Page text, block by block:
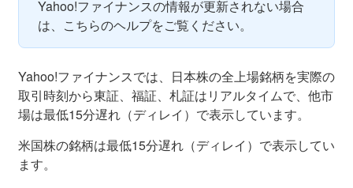
ド
を
入
力
）
Yahoo!ファイナンスの情報が更新されない場合
は、こちらのヘルプをご覧ください。
Yahoo!ファイナンスでは、日本株の全上場銘柄を実際の
取引時刻から東証、福証、札証はリアルタイムで、他市
場は最低15分遅れ（ディレイ）で表示しています。
米国株の銘柄は最低15分遅れ（ディレイ）で表示してい
ます。